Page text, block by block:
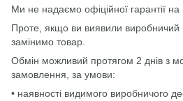
Ми не надаємо офіційної гарантії на
Проте, якщо ви виявили виробничий
замінимо товар.
Обмін можливий протягом 2 днів з
замовлення, за умови:
• наявності видимого виробничого